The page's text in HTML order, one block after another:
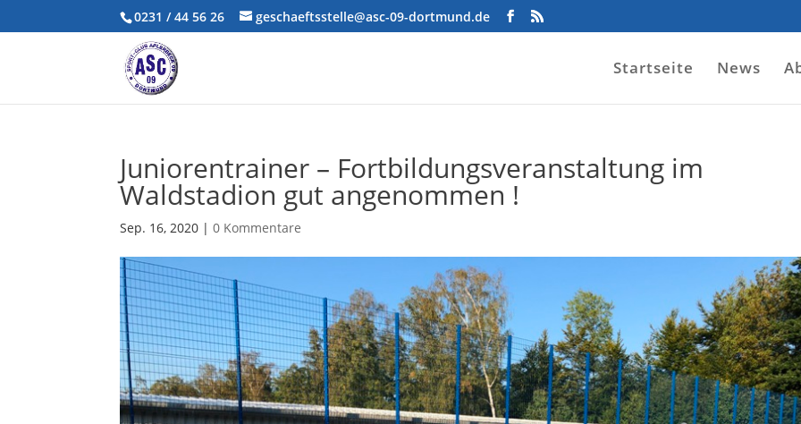
0231 / 44 56 26 geschaeftsstelle@asc-09-dortmund.de
Startseite News
Juniorentrainer – Fortbildungsveranstaltung im
Waldstadion gut angenommen !
Sep. 16, 2020 |0 Kommentare